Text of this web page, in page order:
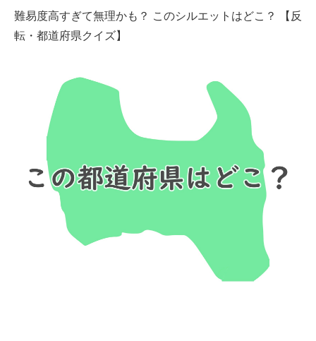
難易度高すぎて無理かも？ このシルエットはどこ？ 【反
転・都道府県クイズ】